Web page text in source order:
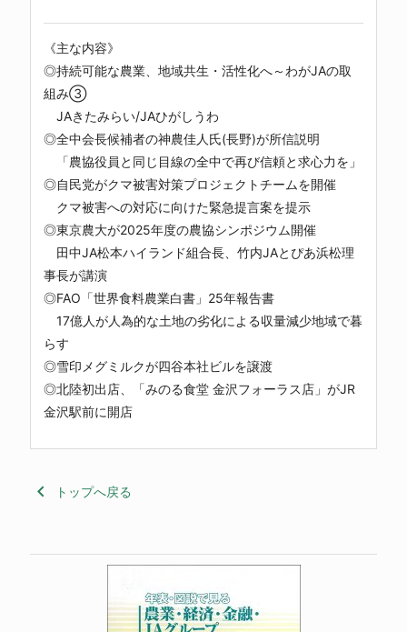
《主な内容》
◎持続可能な農業、地域共生・活性化へ～わがJAの取
組み③
JAきたみらい/JAひがしうわ
◎全中会長候補者の神農佳人氏(長野)が所信説明
「農協役員と同じ目線の全中で再び信頼と求心力を」
◎自民党がクマ被害対策プロジェクトチームを開催
クマ被害への対応に向けた緊急提言案を提示
◎東京農大が2025年度の農協シンポジウム開催
田中JA松本ハイランド組合長、竹内JAとぴあ浜松理
事長が講演
◎FAO「世界食料農業白書」25年報告書
17億人が人為的な土地の劣化による収量減少地域で暮
らす
◎雪印メグミルクが四谷本社ビルを譲渡
◎北陸初出店、「みのる食堂 金沢フォーラス店」がJR
金沢駅前に開店
keyboard_arrow_left トップへ戻る